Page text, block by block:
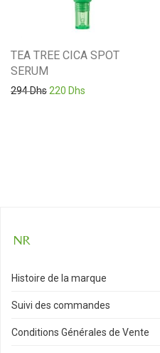
TEA TREE CICA SPOT
SERUM
294Dhs Le prix initial était : 294
220 Dhs
Histoire de la marque
Suivi des commandes
Conditions Générales de Vente